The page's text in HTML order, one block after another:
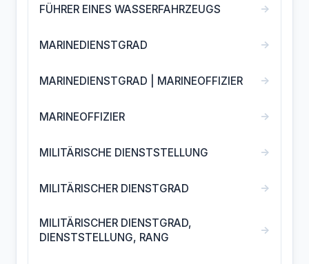
FÜHRER EINES WASSERFAHRZEUGS →
MARINEDIENSTGRAD →
MARINEDIENSTGRAD | MARINEOFFIZIER →
MARINEOFFIZIER →
MILITÄRISCHE DIENSTSTELLUNG →
MILITÄRISCHER DIENSTGRAD →
MILITÄRISCHER DIENSTGRAD,
DIENSTSTELLUNG, RANG
→